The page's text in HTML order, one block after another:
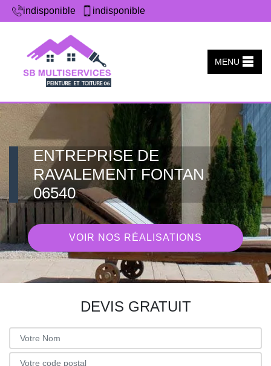
indisponible indisponible
MENU
ENTREPRISE DE
RAVALEMENT FONTAN
06540
VOIR NOS RÉALISATIONS
DEVIS GRATUIT